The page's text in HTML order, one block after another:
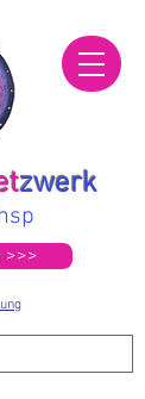
zwerk
>>>